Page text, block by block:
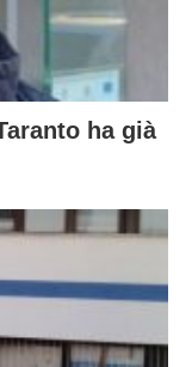
ha già